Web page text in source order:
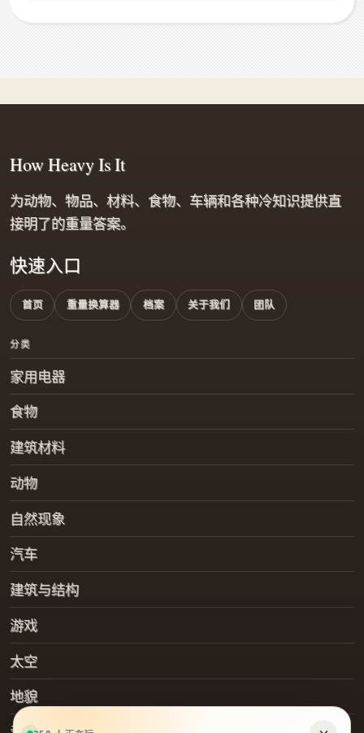
快速入口
首页 重量换算器 档案 关于我们 团队
分类
家用电器
食物
建筑材料
动物
自然现象
汽车
建筑与结构
游戏
太空
地貌
How Heavy Is It
为动物、物品、材料、食物、车辆和各种冷知识提供直
接明了的重量答案。